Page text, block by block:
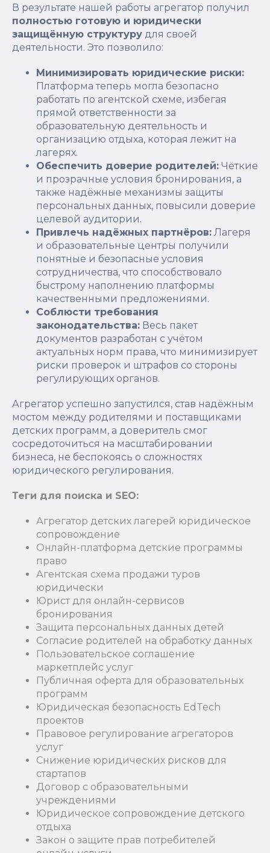
В результате нашей работы агрегатор получил
полностью готовую и юридически
защищённую структуру для своей
деятельности. Это позволило:
Минимизировать юридические риски:
Платформа теперь могла безопасно
работать по агентской схеме, избегая
прямой ответственности за
образовательную деятельность и
организацию отдыха, которая лежит на
лагерях.
Обеспечить доверие родителей: Чёткие
и прозрачные условия бронирования, а
также надёжные механизмы защиты
персональных данных, повысили доверие
целевой аудитории.
Привлечь надёжных партнёров: Лагеря
и образовательные центры получили
понятные и безопасные условия
сотрудничества, что способствовало
быстрому наполнению платформы
качественными предложениями.
Соблюсти требования
законодательства: Весь пакет
документов разработан с учётом
актуальных норм права, что минимизирует
риски проверок и штрафов со стороны
регулирующих органов.
Агрегатор успешно запустился, став надёжным
мостом между родителями и поставщиками
детских программ, а доверитель смог
сосредоточиться на масштабировании
бизнеса, не беспокоясь о сложностях
юридического регулирования.
Теги для поиска и SEO:
Агрегатор детских лагерей юридическое
сопровождение
Онлайн-платформа детские программы
право
Агентская схема продажи туров
юридически
Юрист для онлайн-сервисов
бронирования
Защита персональных данных детей
Согласие родителей на обработку данных
Пользовательское соглашение
маркетплейс услуг
Публичная оферта для образовательных
программ
Юридическая безопасность EdTech
проектов
Правовое регулирование агрегаторов
услуг
Снижение юридических рисков для
стартапов
Договор с образовательными
учреждениями
Юридическое сопровождение детского
отдыха
Закон о защите прав потребителей